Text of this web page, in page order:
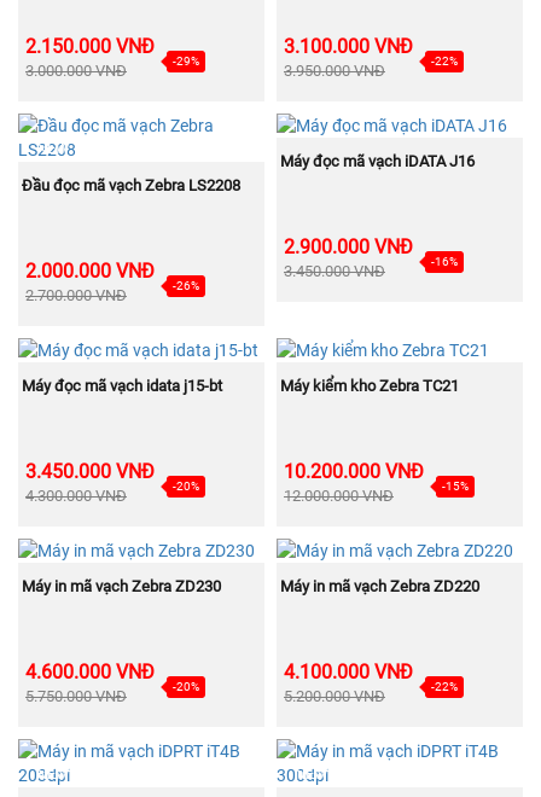
2.150.000 VNĐ
3.000.000 VNĐ
-29%
3.100.000 VNĐ
3.950.000 VNĐ
-22%
NEW
MUA NGAY
Đầu đọc mã vạch Zebra LS2208
2.000.000 VNĐ
2.700.000 VNĐ
-26%
MUA NGAY
Máy đọc mã vạch iDATA J16
2.900.000 VNĐ
3.450.000 VNĐ
-16%
MUA NGAY
Máy đọc mã vạch idata j15-bt
3.450.000 VNĐ
4.300.000 VNĐ
-20%
MUA NGAY
Máy kiểm kho Zebra TC21
10.200.000 VNĐ
12.000.000 VNĐ
-15%
MUA NGAY
Máy in mã vạch Zebra ZD230
4.600.000 VNĐ
5.750.000 VNĐ
-20%
MUA NGAY
Máy in mã vạch Zebra ZD220
4.100.000 VNĐ
5.200.000 VNĐ
-22%
NEW NEW